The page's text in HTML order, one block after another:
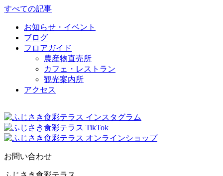
すべての記事
お知らせ・イベント
ブログ
フロアガイド
農産物直売所
カフェ・レストラン
観光案内所
アクセス
お問い合わせ